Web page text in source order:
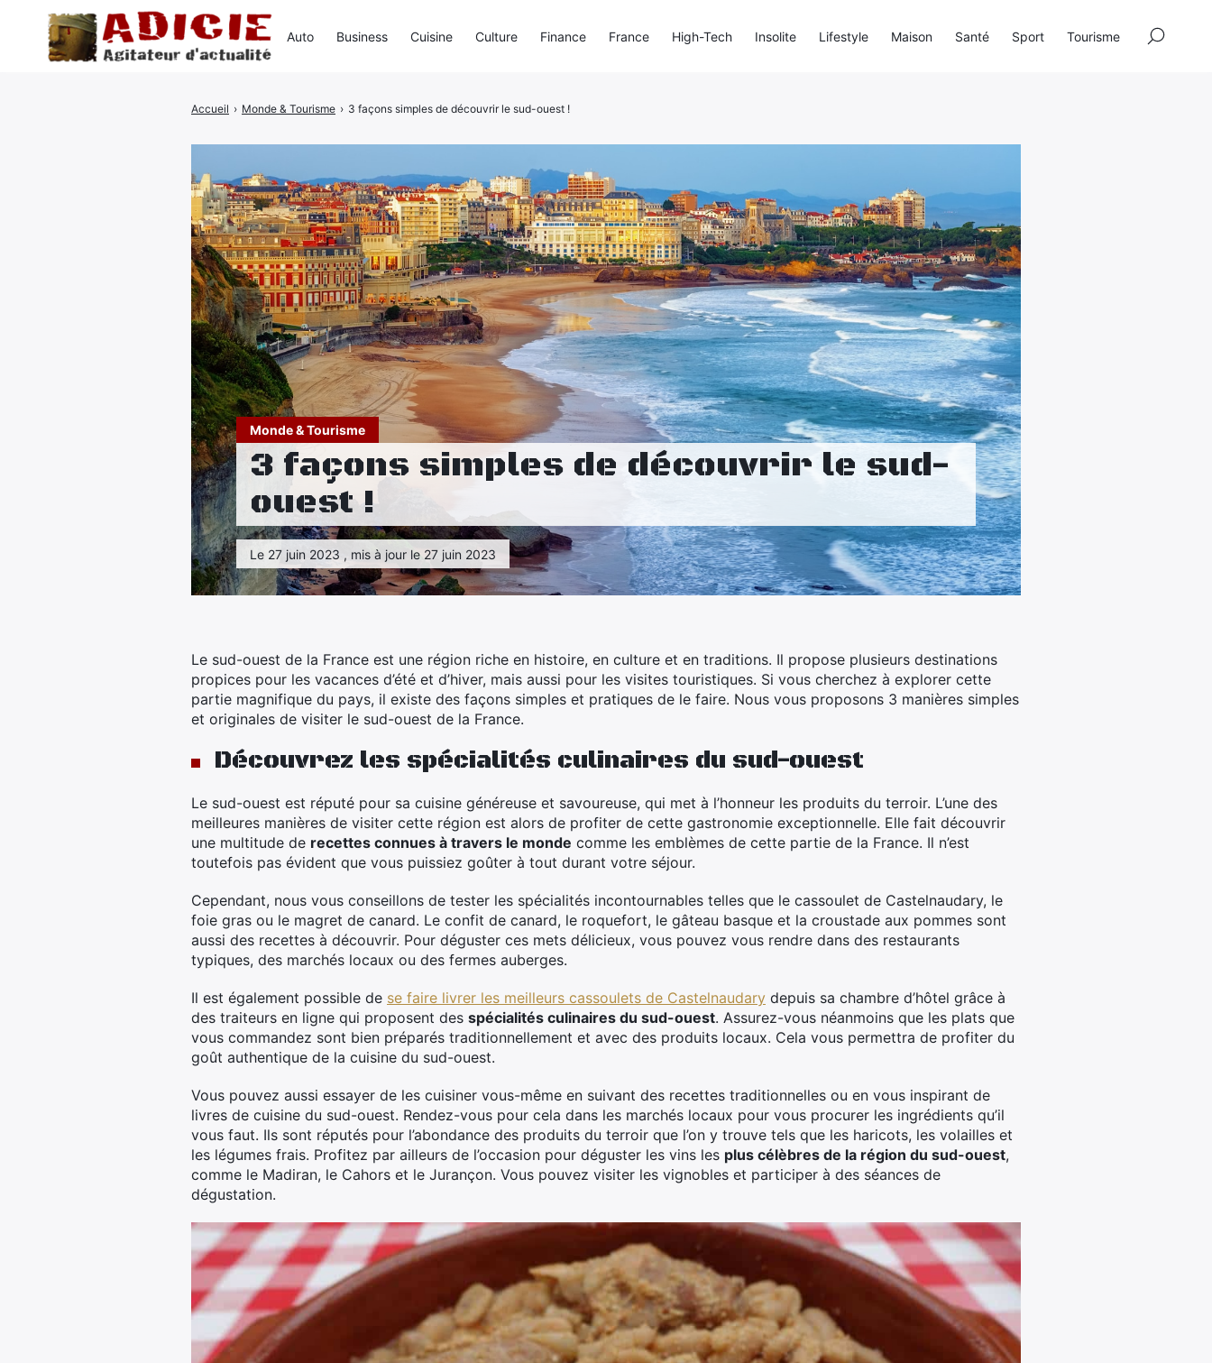
Monde & Tourisme
3 façons simples de découvrir le sud-
ouest !
Le 27 juin 2023 , mis à jour le 27 juin 2023
Accueil › Monde & Tourisme › 3 façons simples de découvrir le sud-ouest !
Le sud-ouest de la France est une région riche en histoire, en culture et en traditions. Il propose plusieurs destinations
propices pour les vacances d’été et d’hiver, mais aussi pour les visites touristiques. Si vous cherchez à explorer cette
partie magnifique du pays, il existe des façons simples et pratiques de le faire. Nous vous proposons 3 manières simples
et originales de visiter le sud-ouest de la France.
Découvrez les spécialités culinaires du sud-ouest
Le sud-ouest est réputé pour sa cuisine généreuse et savoureuse, qui met à l’honneur les produits du terroir. L’une des
meilleures manières de visiter cette région est alors de profiter de cette gastronomie exceptionnelle. Elle fait découvrir
une multitude de recettes connues à travers le monde comme les emblèmes de cette partie de la France. Il n’est
toutefois pas évident que vous puissiez goûter à tout durant votre séjour.
Cependant, nous vous conseillons de tester les spécialités incontournables telles que le cassoulet de Castelnaudary, le
foie gras ou le magret de canard. Le confit de canard, le roquefort, le gâteau basque et la croustade aux pommes sont
aussi des recettes à découvrir. Pour déguster ces mets délicieux, vous pouvez vous rendre dans des restaurants
typiques, des marchés locaux ou des fermes auberges.
Il est également possible de se faire livrer les meilleurs cassoulets de Castelnaudary depuis sa chambre d’hôtel grâce à
des traiteurs en ligne qui proposent des spécialités culinaires du sud-ouest. Assurez-vous néanmoins que les plats que
vous commandez sont bien préparés traditionnellement et avec des produits locaux. Cela vous permettra de profiter du
goût authentique de la cuisine du sud-ouest.
Vous pouvez aussi essayer de les cuisiner vous-même en suivant des recettes traditionnelles ou en vous inspirant de
livres de cuisine du sud-ouest. Rendez-vous pour cela dans les marchés locaux pour vous procurer les ingrédients qu’il
vous faut. Ils sont réputés pour l’abondance des produits du terroir que l’on y trouve tels que les haricots, les volailles et
les légumes frais. Profitez par ailleurs de l’occasion pour déguster les vins les plus célèbres de la région du sud-ouest,
comme le Madiran, le Cahors et le Jurançon. Vous pouvez visiter les vignobles et participer à des séances de
dégustation.
Auto Business Cuisine Culture Finance France High-Tech Insolite Lifestyle Maison Santé Sport Tourisme
Rechercher